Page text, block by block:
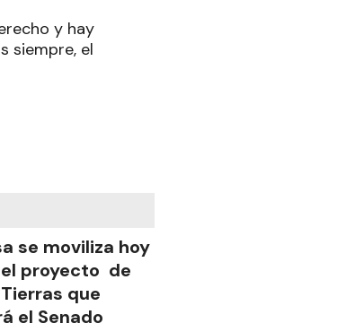
y hay
siempre, el
se moviliza hoy
proyecto de
que
el Senado